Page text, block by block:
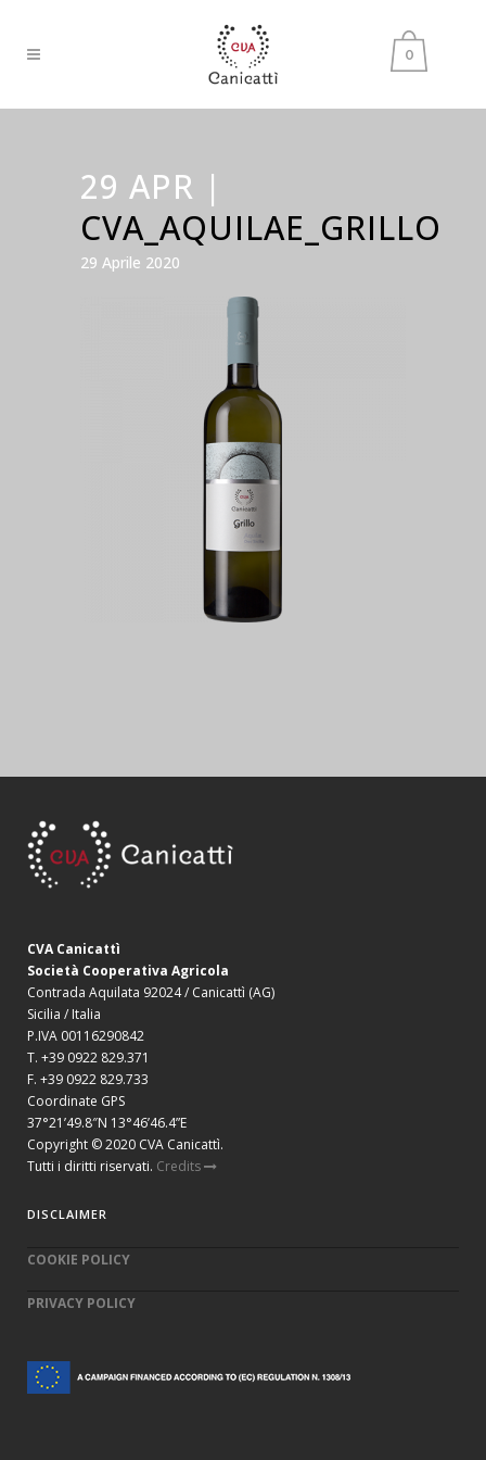
0
29 APR |
CVA_AQUILAE_GRILLO
29 Aprile 2020
CVA Canicattì
Società Cooperativa Agricola
Contrada Aquilata 92024 / Canicattì (AG)
Sicilia / Italia
P.IVA 00116290842
T. +39 0922 829.371
F. +39 0922 829.733
Coordinate GPS
37°21’49.8″N 13°46’46.4”E
Copyright © 2020 CVA Canicattì.
Tutti i diritti riservati. Credits
DISCLAIMER
COOKIE POLICY
PRIVACY POLICY